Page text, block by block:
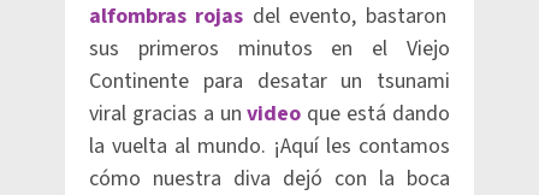
alfombras rojas del evento, bastaron
sus primeros minutos en el Viejo
Continente para desatar un tsunami
viral gracias a un video que está dando
la vuelta al mundo. ¡Aquí les contamos
cómo nuestra diva dejó con la boca